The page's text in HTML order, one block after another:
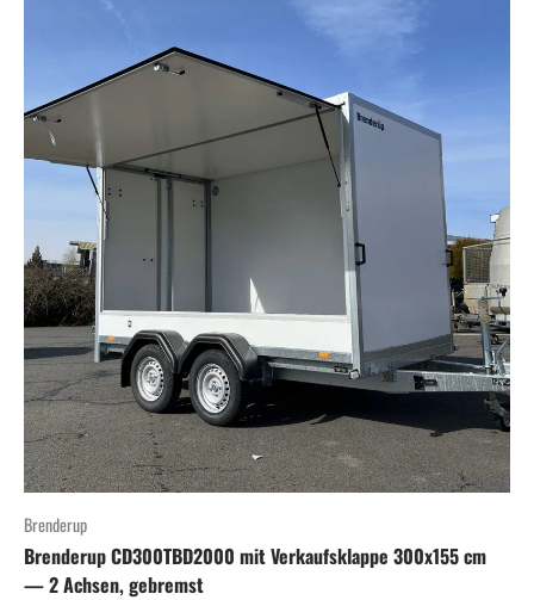
Brenderup
Brenderup CD300TBD2000 mit Verkaufsklappe 300x155 cm
— 2 Achsen, gebremst